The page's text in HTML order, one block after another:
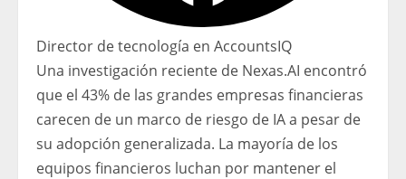
Director de tecnología en AccountsIQ
Una investigación reciente de Nexas.AI encontró
que el 43% de las grandes empresas financieras
carecen de un marco de riesgo de IA a pesar de
su adopción generalizada. La mayoría de los
equipos financieros luchan por mantener el